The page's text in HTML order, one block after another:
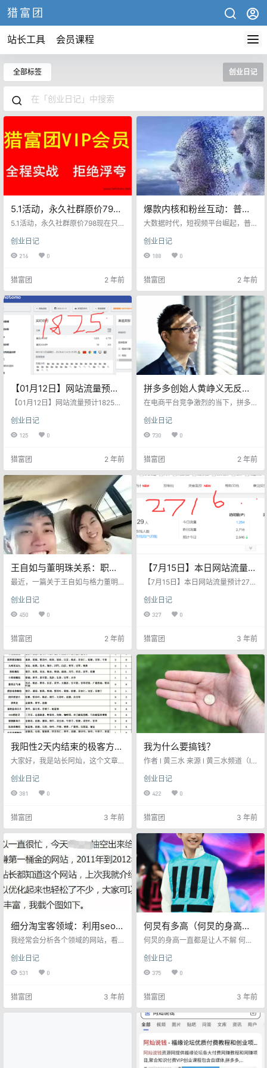
猎富团
站长工具 会员课程
全部标签 创业日记
5.1活动，永久社群原价798
现在只收698
5.1活动，永久社群原价798现在只
日 24点截止！过时不候！ 只要一百
多元低成本打造自动成交网站，SE
站：搭建自动订单网站，成本100多
米【域名70+腾讯云服务器100多】
变现渠道:收会员，收广告费，出售
友情链接，私域IP等变现。 闲鱼无
货源，一直操作，小钱不断，新人
易上手！ 现有原创教程： …
创业日记
216 0
猎富团 2 年前
爆款内核和粉丝互动：普通
人的网红逆袭时代
大数据时代，短视频平台崛起，普
众喜欢的内容会被平台推送，而一
些奇迹般的爆火现象则让人们充满
得更有迹可循，更加确定性高。在
这个文章中，我们将探讨短视频平
台的流量特性、爆款内核的奥秘以
及粉丝互动参与感的重要性。 201
6年，《残酷底层物语：一个视频软
件的中国农村》，快手正式进入主
流舆论。 2016…
创业日记
188 0
猎富团 2 年前
【01月12日】网站流量预计
1825个IP 。网站持续被动收
益
【01月12日】网站流量预计1825个I
天天被动收益 只要一百多元低成本
打造自动成交网站，SEO精准流
量，无需引流，订单不停 收益不断
动订单网站，成本100多米【域名7
0+腾讯云服务器128】，收会员，
收广告费，出售友情链接等变现。
闲鱼无货源，一直操作，小钱不
断，新人易上手！ 现有原创教程：
1，闲鱼无货源卖货教程 2，全自动
资源…
创业日记
125 0
猎富团 2 年前
拼多多创始人黄峥义无反
顾，捐出千亿资产，选择做
在电商平台竞争激烈的当下，拼多
军。然而，拼多多的创始人黄峥却
在事业高峰选择了辞去CEO职位，
并捐出了千亿资产。他的行为引发
业家的社会责任。 拼多多起步比淘
宝和京东晚了很多，但是却强悍的
打败了一众对手，晋升到了巨头地
位，也成为了网购选择的主力军，
除了被人吐槽的“砍一刀”外，也离不
开创始人的谋划。 作为拼多多的创
始人，黄峥在拼多…
创业日记
730 0
猎富团 2 年前
王自如与董明珠关系：职场
生存智慧与沟通技巧
最近，一篇关于王自如与格力董明
方都已否认，但这一话题仍引发了
人们对职场生存智慧与沟通技巧的
思考。本文将分析这一案例，探讨
系。 最近，有个关于69岁的格力电
器董事长董明珠与35岁王自如的八
卦谈恋爱的消息开始传播。说实
话，我是不信的。董明珠也给了我
莫大支持强势回应：“低级，下流，
无聊，没有任何依据的东西。”说得
好！这才是董小姐的脾气！其实我
是不…
创业日记
450 0
猎富团 2 年前
【7月15日】本日网站流量预
计2716个IP 。网站持续被动
收益
【7月15日】本日网站流量预计2716
交，天天被动收益 只要一百多元低
成本 打造自动成交网站，SEO精准
流量，无需引流，订单不停 收益不
自动订单网站，成本100多米【域名
65+腾讯云服务器128】，收会员，
收广告费，出售友情链接等变现。
闲鱼无货源，一直操作，小钱不
断，新人易上手！ 现有原创教程：
1，闲鱼无货源卖货教程 2，全自…
创业日记
327 0
猎富团 3 年前
我阳性2天内结束的极客方
案！
大家好，我是站长阿灿，这个文章
经收藏保存。 写这篇文章实属无
奈，我实在受不了这次太多人乱囤
方案，我想分享出来供大家参考，
仅供参考，不作为医疗建议，希望
能帮到有缘人。 身边人几乎都阳
了，我是最后一个主动求阳进入
的，因为平常每天都在喝桂枝汤和
自己的扶阳茶，作为几波密接者都
平安渡过，然后发现一个规…
创业日记
381 0
猎富团 3 年前
我为什么要搞钱？
作者 l 黄三水 来源 l 黄三水频道（I
欲望真的很低，我在小城市接触的
不少人，大家都一致认为，搞点钱
躺平，今天搞到钱，今天花，搞不
到钱，就躺平吹牛皮。 我在之前写
过文章《我踢掉了那个执行力差的
家伙》，我们团队之前踢掉的是个9
5后。 之所以踢掉，原因很简单，就
是搞钱欲望太低了，做事没有激
情，执行力很…
创业日记
422 0
猎富团 3 年前
细分淘宝客领域：利用seo年
赚100W+他只做了这2步…
我经常会分析各个领域的网站，看
的一个细分领域利用seo年赚100W
的案例。我觉得很有价值，今天在
宝客，一年赚到了100万，这就是当
年淘客大神的收入，类似的人才不
创业日记
531 0
猎富团 3 年前
何炅有多高（何炅的身高一
直都是让人不解）
何炅的身高一直都是让人不解 何炅
情商以及专业的主持能力这是观众
们都知道的一件事情。但对于何炅
的，又不是爱豆在身高方面并没有
很在乎。但每次看何炅的身高飘忽
不定的感觉，总是会有好奇之心
的。 其实在娱乐圈里面男艺人的身
商有着非常多渊博的艺人，他的身
高却是成为了很令人关注的一…
创业日记
375 0
猎富团 3 年前